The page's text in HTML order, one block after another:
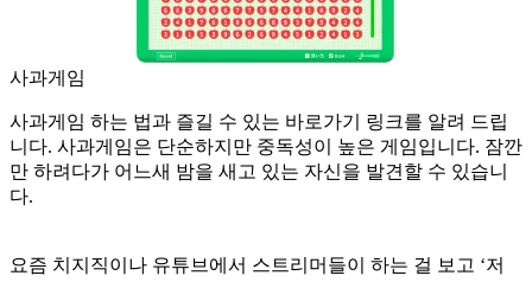
사과게임
사과게임 하는 법과 즐길 수 있는 바로가기 링크를 알려 드립
니다. 사과게임은 단순하지만 중독성이 높은 게임입니다. 잠깐
만 하려다가 어느새 밤을 새고 있는 자신을 발견할 수 있습니
다.
요즘 치지직이나 유튜브에서 스트리머들이 하는 걸 보고 ‘저